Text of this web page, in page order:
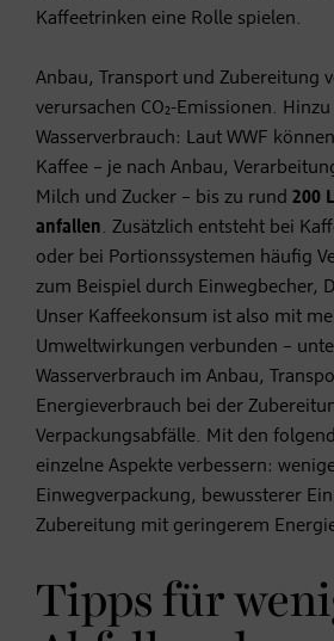
Kaffeetrinken eine Rolle spielen.
Anbau, Transport und Zubereitung
verursachen CO₂-Emissionen.
Wasserverbrauch: Laut WWF
Kaffee – je nach Anbau,
Milch und Zucker – bis zu rund 200
anfallen. Zusätzlich entsteht bei
oder bei Portionssystemen häufig
zum Beispiel durch Einwegbecher,
Unser Kaffeekonsum ist also mit
Umweltwirkungen verbunden –
Wasserverbrauch im Anbau,
Energieverbrauch bei der
Verpackungsabfälle. Mit den
einzelne Aspekte verbessern:
Einwegverpackung, bewussterer
Zubereitung mit geringerem
Tipps für